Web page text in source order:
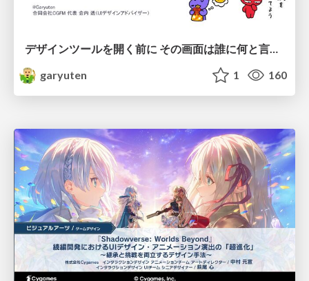
garyuten
1 160